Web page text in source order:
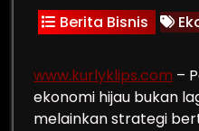
Berita Bisnis
www.kurlyklips.com –
ekonomi hijau bukan
melainkan strategi